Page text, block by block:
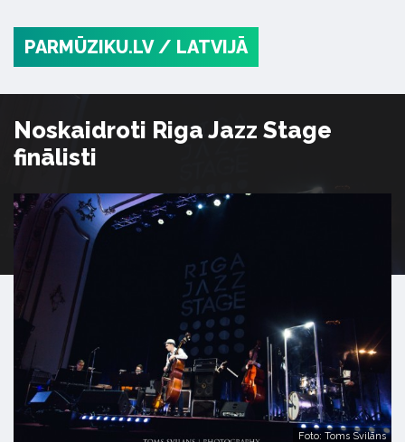
PARMŪZIKU.LV / LATVIJĀ
Noskaidroti Riga Jazz Stage
finālisti
Foto: Toms Svilāns